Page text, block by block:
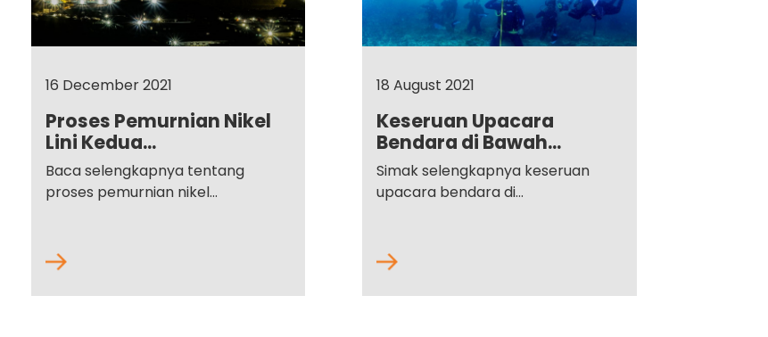
16 December 2021
Proses Pemurnian Nikel
Lini Kedua...
Baca selengkapnya tentang
proses pemurnian nikel...
18 August 2021
Keseruan Upacara
Bendara di Bawah...
Simak selengkapnya keseruan
upacara bendara di...